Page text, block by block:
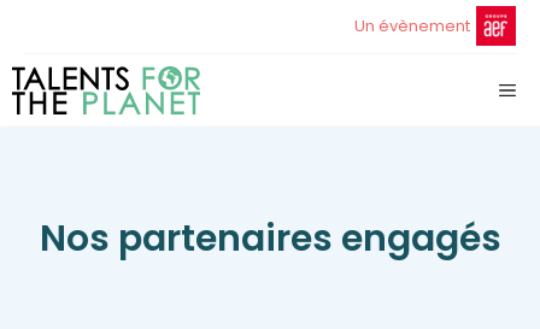
Un évènement
Nos partenaires engagés